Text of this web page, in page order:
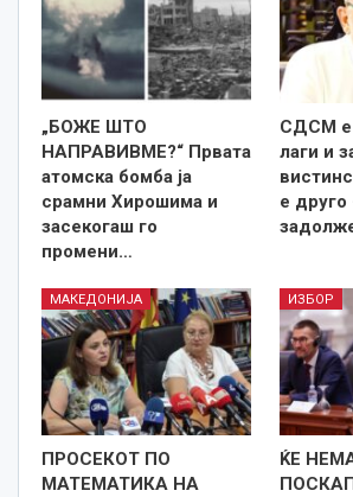
„БОЖЕ ШТО
НАПРАВИВМЕ?“ Првата
атомска бомба ја
срамни Хирошима и
засекогаш го
промени…
СДСМ е
лаги и
е друго
МАКЕДОНИЈА
ПРОСЕКОТ ПО
МАТЕМАТИКА НА
ИЗБОР
ЌЕ